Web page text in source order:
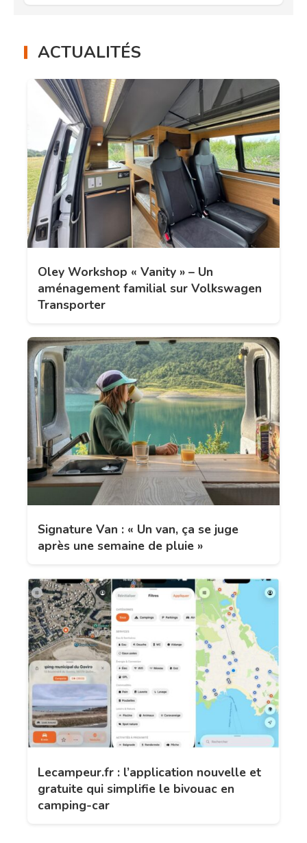
ACTUALITÉS
Oley Workshop « Vanity » – Un
aménagement familial sur Volkswagen
Transporter
Signature Van : « Un van, ça se juge
après une semaine de pluie »
Lecampeur.fr : l’application nouvelle et
gratuite qui simplifie le bivouac en
camping-car